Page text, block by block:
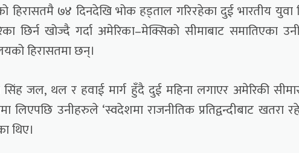
हिरासतमै ७४ दिनदेखि भोक हड्ताल गरिरहेका दुई भारतीय युवा
छिर्न खोज्दै गर्दा अमेरिका–मेक्सिको सीमाबाट समातिएका
हिरासतमा छन्।
जल, थल र हवाई मार्ग हुँदै दुई महिना लगाएर अमेरिकी
लिएपछि उनीहरुले ‘स्वदेशमा राजनीतिक प्रतिद्वन्दीबाट खतरा
थिए।